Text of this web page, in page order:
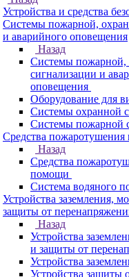
Устройства и средства
Системы пожарной,
и аварийного оповещения
Назад
Системы пожарной,
сигнализации и
оповещения
Оборудование для
Системы охранной
Системы пожарной
Средства
Назад
Средства
помощи
Система водяного
Устройства заземления,
защиты от
Назад
Устройства
и защиты от
Устройства
Устройства защиты